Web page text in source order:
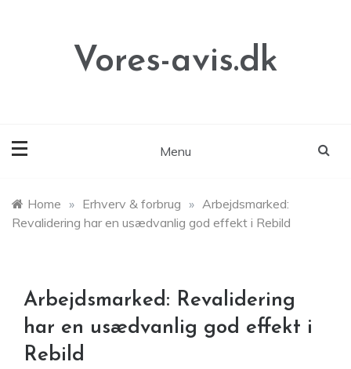
Vores-avis.dk
Menu
Home » Erhverv & forbrug » Arbejdsmarked:
Revalidering har en usædvanlig god effekt i Rebild
Arbejdsmarked: Revalidering
har en usædvanlig god effekt i
Rebild